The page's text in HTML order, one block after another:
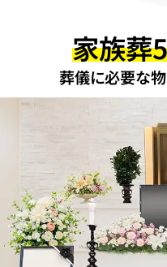
家族葬
葬儀に必要な物